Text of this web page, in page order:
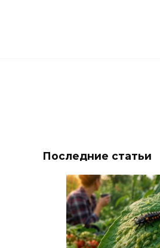
Последние статьи